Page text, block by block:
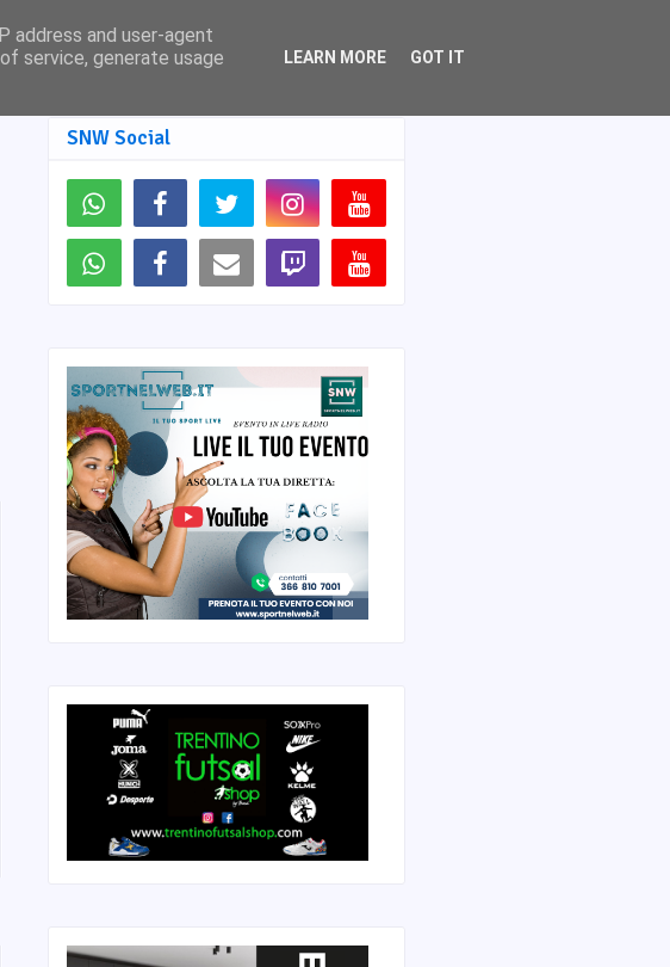
SNW Social
address and user-agent
service, generate usage
LEARN MORE GOT IT